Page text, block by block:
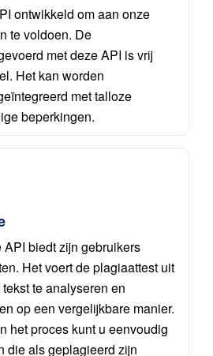
ontwikkeld om aan onze
te voldoen. De
met deze API is vrij
Het kan worden
met talloze
beperkingen.
biedt zijn gebruikers
Het voert de plagiaattest uit
te analyseren en
op een vergelijkbare manier.
het proces kunt u eenvoudig
die als geplagieerd zijn